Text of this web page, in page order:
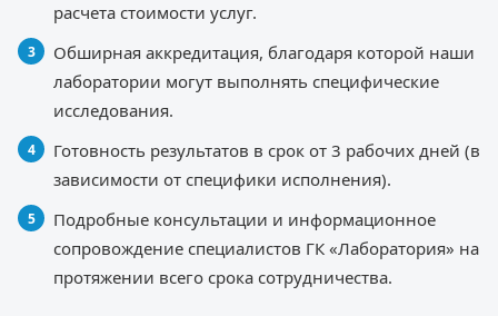
расчета стоимости услуг.
Обширная аккредитация, благодаря которой наши
лаборатории могут выполнять специфические
исследования.
Готовность результатов в срок от 3 рабочих дней (в
зависимости от специфики исполнения).
Подробные консультации и информационное
сопровождение специалистов ГК «Лаборатория» на
протяжении всего срока сотрудничества.